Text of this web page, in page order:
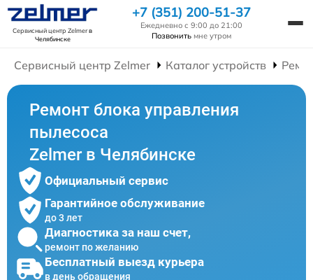
Сервисный центр Zelmerв
Челябинске
+7 (351) 200-51-37
Ежедневно с 9:00 до 21:00
Позвонить мне утром
Сервисный центр Zelmer Каталог устройств
Ремонт блока управления
пылесоса
Zelmer в Челябинске
Официальный сервис
Гарантийное обслуживание
до 3 лет
Диагностика за наш счет,
ремонт по желанию
Бесплатный выезд курьера
в день обращения